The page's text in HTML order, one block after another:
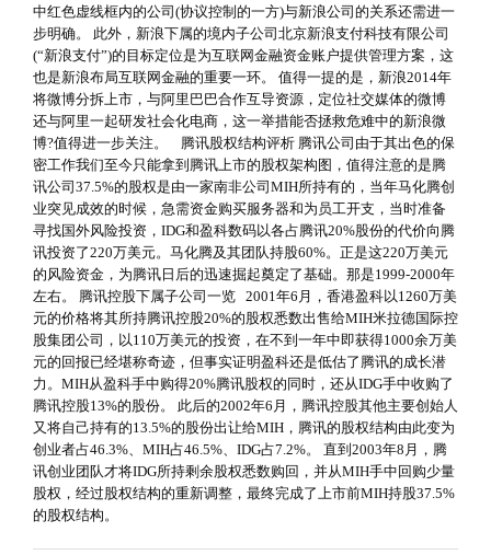
中红色虚线框内的公司(协议控制的一方)与新浪公司的关系还需进一
步明确。 此外，新浪下属的境内子公司北京新浪支付科技有限公司
(“新浪支付”)的目标定位是为互联网金融资金账户提供管理方案，这
也是新浪布局互联网金融的重要一环。 值得一提的是，新浪2014年
将微博分拆上市，与阿里巴巴合作互导资源，定位社交媒体的微博
还与阿里一起研发社会化电商，这一举措能否拯救危难中的新浪微
博?值得进一步关注。 腾讯股权结构评析 腾讯公司由于其出色的保
密工作我们至今只能拿到腾讯上市的股权架构图，值得注意的是腾
讯公司37.5%的股权是由一家南非公司MIH所持有的，当年马化腾创
业突见成效的时候，急需资金购买服务器和为员工开支，当时准备
寻找国外风险投资，IDG和盈科数码以各占腾讯20%股份的代价向腾
讯投资了220万美元。马化腾及其团队持股60%。正是这220万美元
的风险资金，为腾讯日后的迅速掘起奠定了基础。那是1999-2000年
左右。 腾讯控股下属子公司一览 2001年6月，香港盈科以1260万美
元的价格将其所持腾讯控股20%的股权悉数出售给MIH米拉德国际控
股集团公司，以110万美元的投资，在不到一年中即获得1000余万美
元的回报已经堪称奇迹，但事实证明盈科还是低估了腾讯的成长潜
力。MIH从盈科手中购得20%腾讯股权的同时，还从IDG手中收购了
腾讯控股13%的股份。 此后的2002年6月，腾讯控股其他主要创始人
又将自己持有的13.5%的股份出让给MIH，腾讯的股权结构由此变为
创业者占46.3%、MIH占46.5%、IDG占7.2%。 直到2003年8月，腾
讯创业团队才将IDG所持剩余股权悉数购回，并从MIH手中回购少量
股权，经过股权结构的重新调整，最终完成了上市前MIH持股37.5%
的股权结构。